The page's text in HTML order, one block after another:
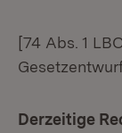
[74 Abs. 1
Derzeitige